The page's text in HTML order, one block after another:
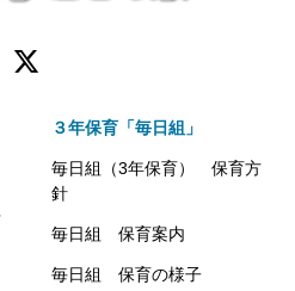
３年保育「毎日組」
毎日組（3年保育） 保育方
針
毎日組 保育案内
毎日組 保育の様子